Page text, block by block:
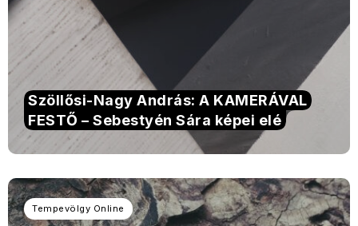
Szöllősi-Nagy András: A KAMERÁVAL
FESTŐ – Sebestyén Sára képei elé
Tempevölgy Online